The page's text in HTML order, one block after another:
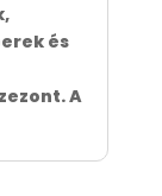
és
A